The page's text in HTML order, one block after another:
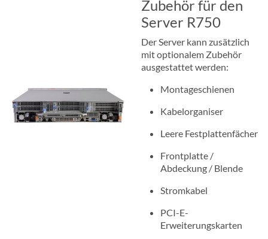
Zubehör für den
Server R750
Der Server kann zusätzlich
mit optionalem Zubehör
ausgestattet werden:
Montageschienen
Kabelorganiser
Leere Festplattenfächer
Frontplatte /
Abdeckung / Blende
Stromkabel
PCI-E-
Erweiterungskarten